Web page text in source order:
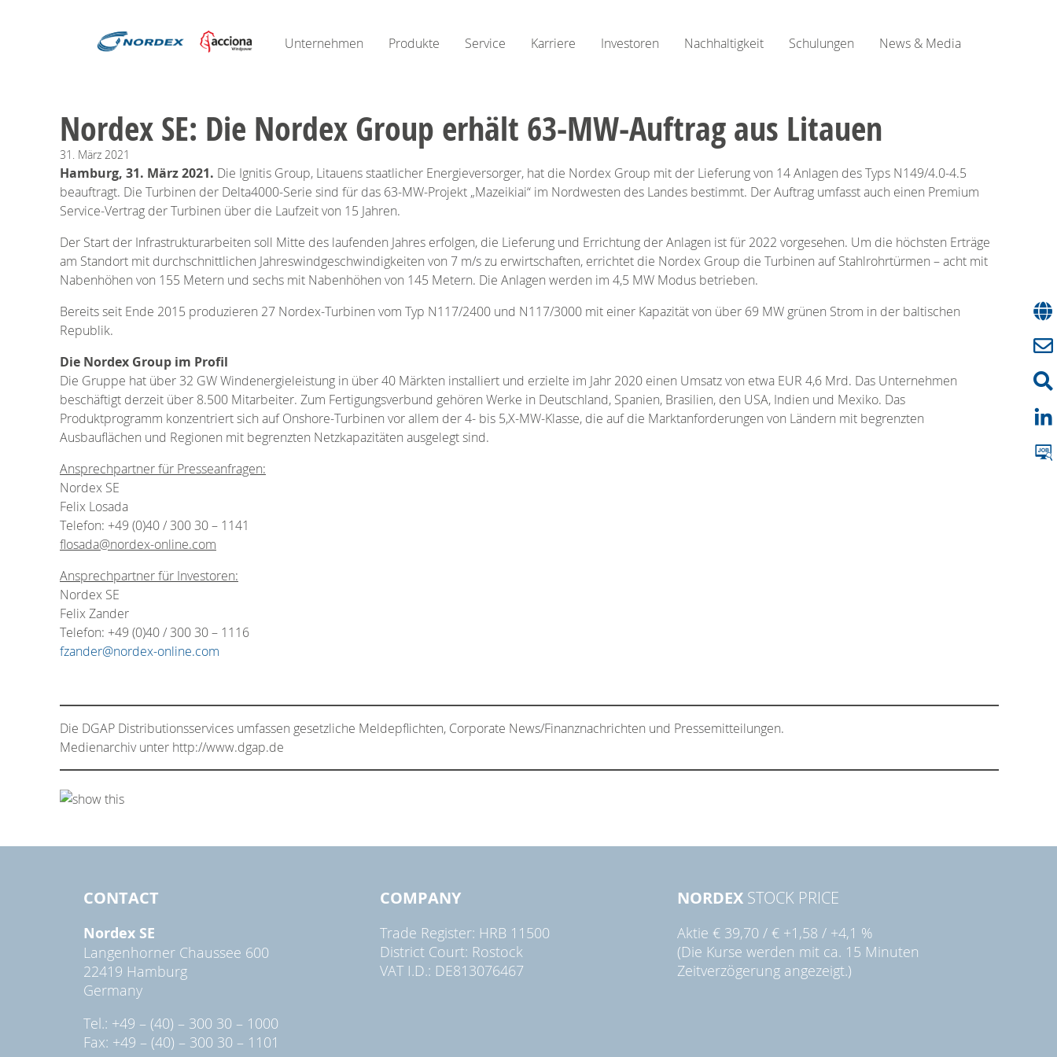
Unternehmen Produkte Service Karriere Investoren Nachhaltigkeit Schulungen News & Media
Nordex SE: Die Nordex Group erhält 63-MW-Auftrag aus Litauen
31. März 2021
Hamburg, 31. März 2021. Die Ignitis Group, Litauens staatlicher Energieversorger, hat die Nordex Group mit der Lieferung von 14 Anlagen des Typs N149/4.0-4.5
beauftragt. Die Turbinen der Delta4000-Serie sind für das 63-MW-Projekt „Mazeikiai“ im Nordwesten des Landes bestimmt. Der Auftrag umfasst auch einen Premium
Service-Vertrag der Turbinen über die Laufzeit von 15 Jahren.
Der Start der Infrastrukturarbeiten soll Mitte des laufenden Jahres erfolgen, die Lieferung und Errichtung der Anlagen ist für 2022 vorgesehen. Um die höchsten Erträge
am Standort mit durchschnittlichen Jahreswindgeschwindigkeiten von 7 m/s zu erwirtschaften, errichtet die Nordex Group die Turbinen auf Stahlrohrtürmen – acht mit
Nabenhöhen von 155 Metern und sechs mit Nabenhöhen von 145 Metern. Die Anlagen werden im 4,5 MW Modus betrieben.
Bereits seit Ende 2015 produzieren 27 Nordex-Turbinen vom Typ N117/2400 und N117/3000 mit einer Kapazität von über 69 MW grünen Strom in der baltischen
Republik.
Die Nordex Group im Profil
Die Gruppe hat über 32 GW Windenergieleistung in über 40 Märkten installiert und erzielte im Jahr 2020 einen Umsatz von etwa EUR 4,6 Mrd. Das Unternehmen
beschäftigt derzeit über 8.500 Mitarbeiter. Zum Fertigungsverbund gehören Werke in Deutschland, Spanien, Brasilien, den USA, Indien und Mexiko. Das
Produktprogramm konzentriert sich auf Onshore-Turbinen vor allem der 4- bis 5,X-MW-Klasse, die auf die Marktanforderungen von Ländern mit begrenzten
Ausbauflächen und Regionen mit begrenzten Netzkapazitäten ausgelegt sind.
Ansprechpartner für Presseanfragen:
Nordex SE
Felix Losada
Telefon: +49 (0)40 / 300 30 – 1141
flosada@nordex-online.com
Ansprechpartner für Investoren:
Nordex SE
Felix Zander
Telefon: +49 (0)40 / 300 30 – 1116
fzander@nordex-online.com
Die DGAP Distributionsservices umfassen gesetzliche Meldepflichten, Corporate News/Finanznachrichten und Pressemitteilungen.
Medienarchiv unter http://www.dgap.de
CONTACT
Nordex SE
Langenhorner Chaussee 600
22419 Hamburg
Germany
Tel.: +49 – (40) – 300 30 – 1000
Fax: +49 – (40) – 300 30 – 1101
COMPANY
Trade Register: HRB 11500
District Court: Rostock
VAT I.D.: DE813076467
NORDEXSTOCK PRICE
Aktie € 39,70 / € +1,58 / +4,1 %
(Die Kurse werden mit ca. 15 Minuten
Zeitverzögerung angezeigt.)